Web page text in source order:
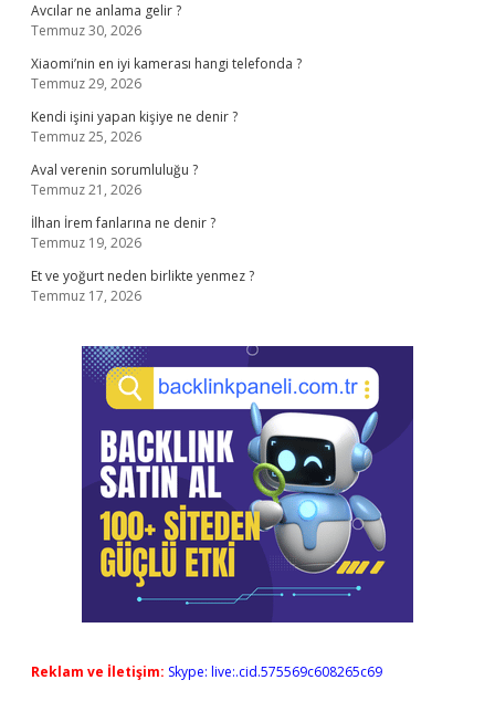
Avcılar ne anlama gelir ?
Temmuz 30, 2026
Xiaomi’nin en iyi kamerası hangi telefonda ?
Temmuz 29, 2026
Kendi işini yapan kişiye ne denir ?
Temmuz 25, 2026
Aval verenin sorumluluğu ?
Temmuz 21, 2026
İlhan İrem fanlarına ne denir ?
Temmuz 19, 2026
Et ve yoğurt neden birlikte yenmez ?
Temmuz 17, 2026
Reklam ve İletişim: Skype: live:.cid.575569c608265c69